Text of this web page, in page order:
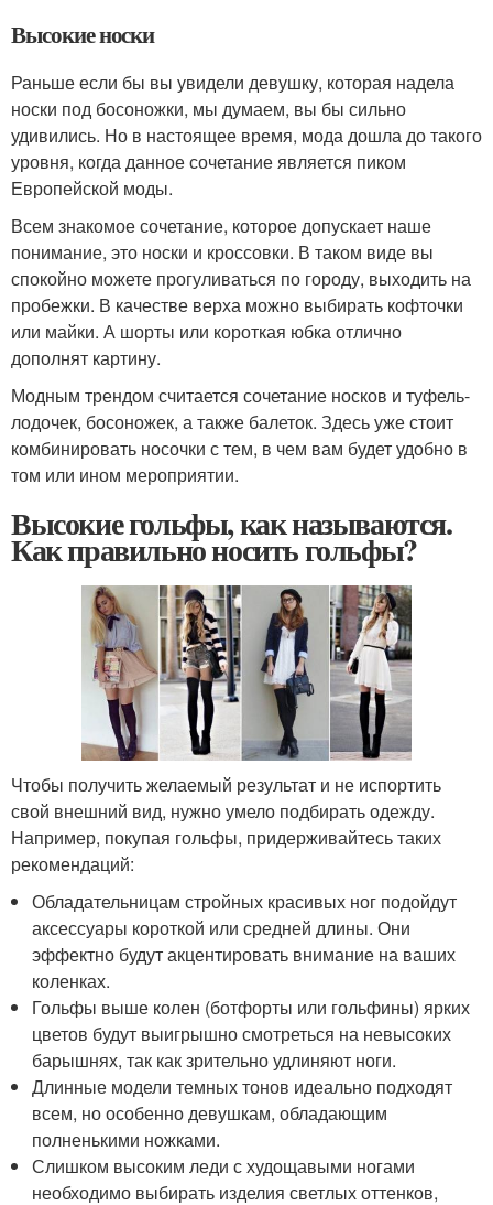
Высокие носки
Раньше если бы вы увидели девушку, которая надела
носки под босоножки, мы думаем, вы бы сильно
удивились. Но в настоящее время, мода дошла до такого
уровня, когда данное сочетание является пиком
Европейской моды.
Всем знакомое сочетание, которое допускает наше
понимание, это носки и кроссовки. В таком виде вы
спокойно можете прогуливаться по городу, выходить на
пробежки. В качестве верха можно выбирать кофточки
или майки. А шорты или короткая юбка отлично
дополнят картину.
Модным трендом считается сочетание носков и туфель-
лодочек, босоножек, а также балеток. Здесь уже стоит
комбинировать носочки с тем, в чем вам будет удобно в
том или ином мероприятии.
Высокие гольфы, как называются.
Как правильно носить гольфы?
Чтобы получить желаемый результат и не испортить
свой внешний вид, нужно умело подбирать одежду.
Например, покупая гольфы, придерживайтесь таких
рекомендаций:
Обладательницам стройных красивых ног подойдут
аксессуары короткой или средней длины. Они
эффектно будут акцентировать внимание на ваших
коленках.
Гольфы выше колен (ботфорты или гольфины) ярких
цветов будут выигрышно смотреться на невысоких
барышнях, так как зрительно удлиняют ноги.
Длинные модели темных тонов идеально подходят
всем, но особенно девушкам, обладающим
полненькими ножками.
Слишком высоким леди с худощавыми ногами
необходимо выбирать изделия светлых оттенков,